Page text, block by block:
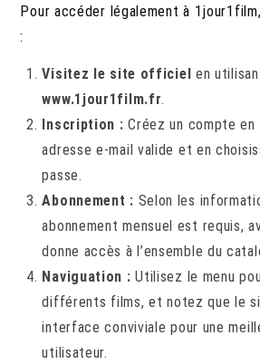
Pour accéder légalement à
:
Visitez le site officiel en
www.1jour1film.fr.
Inscription : Créez un compte en
adresse e-mail valide et en
passe.
Abonnement : Selon les
abonnement mensuel est requis,
donne accès à l’ensemble du
Naviguation : Utilisez le menu
différents films, et notez que le
interface conviviale pour une
utilisateur.